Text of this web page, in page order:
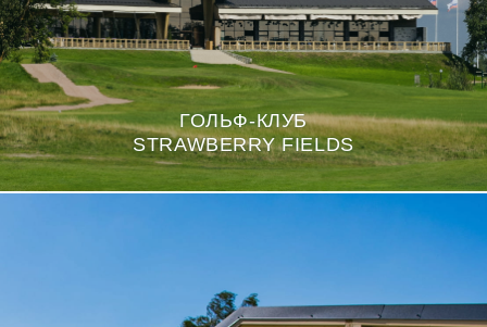
ГОЛЬФ-КЛУБ
STRAWBERRY FIELDS